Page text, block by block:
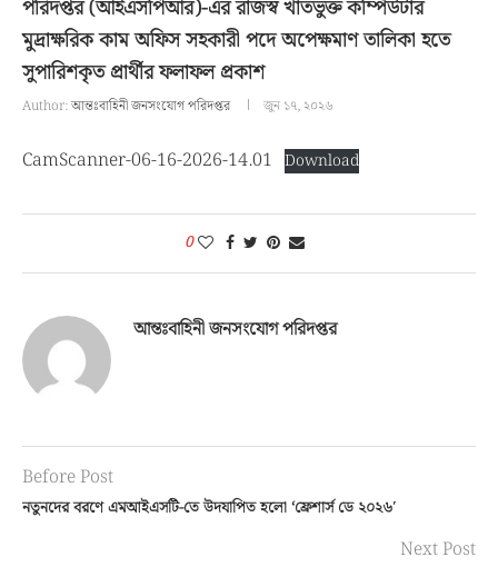
পরিদপ্তর (আইএসপিআর)-এর রাজস্ব খাতভুক্ত কম্পিউটার
মুদ্রাক্ষরিক কাম অফিস সহকারী পদে অপেক্ষমাণ তালিকা হতে
সুপারিশকৃত প্রার্থীর ফলাফল প্রকাশ
Author:আন্তঃবাহিনী জনসংযোগ পরিদপ্তর জুন ১৭, ২০২৬
CamScanner-06-16-2026-14.01 Download
0
আন্তঃবাহিনী জনসংযোগ পরিদপ্তর
Before Post
নতুনদের বরণে এমআইএসটি-তে উদযাপিত হলো ‘ফ্রেশার্স ডে ২০২৬′
Next Post